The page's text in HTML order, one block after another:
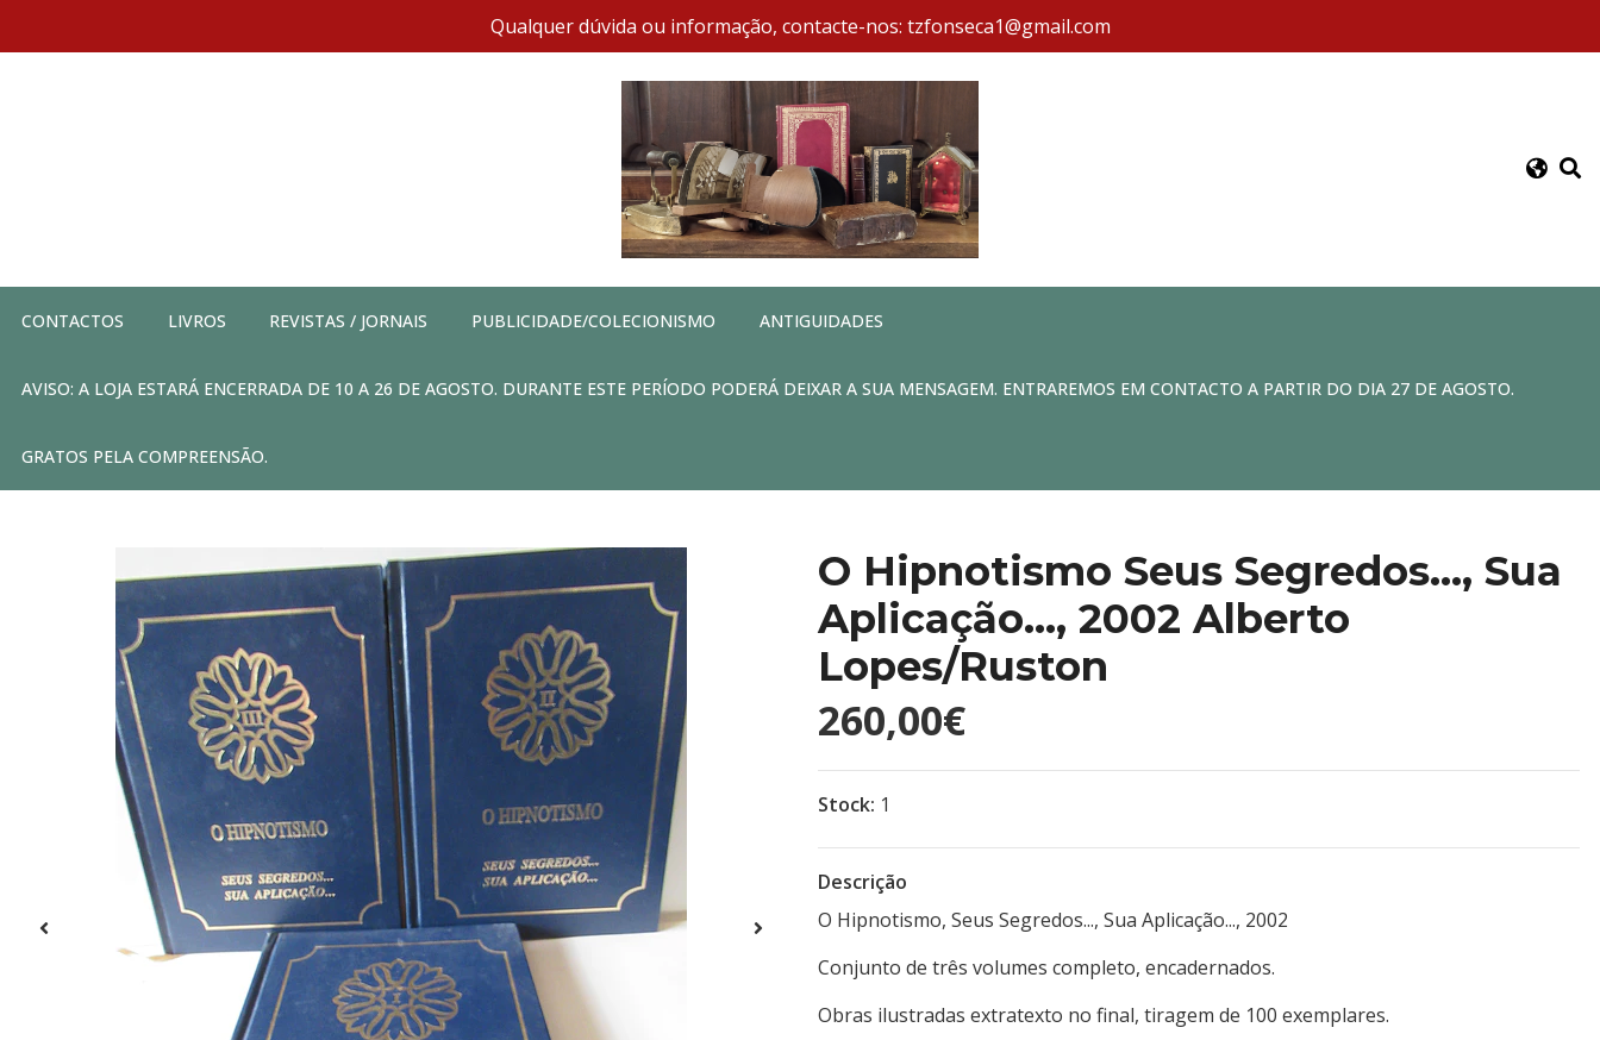
Qualquer dúvida ou informação, contacte-nos: tzfonseca1@gmail.com
CONTACTOS LIVROS REVISTAS / JORNAIS PUBLICIDADE/COLECIONISMO ANTIGUIDADES
AVISO: A LOJA ESTARÁ ENCERRADA DE 10 A 26 DE AGOSTO. DURANTE ESTE PERÍODO PODERÁ DEIXAR A SUA MENSAGEM. ENTRAREMOS EM CONTACTO A PARTIR DO DIA 27 DE AGOSTO.
GRATOS PELA COMPREENSÃO.
O Hipnotismo Seus Segredos..., Sua
Aplicação..., 2002 Alberto
Lopes/Ruston
260,00€
Stock: 1
Descrição
O Hipnotismo, Seus Segredos..., Sua Aplicação..., 2002
Conjunto de três volumes completo, encadernados.
Obras ilustradas extratexto no final, tiragem de 100 exemplares.